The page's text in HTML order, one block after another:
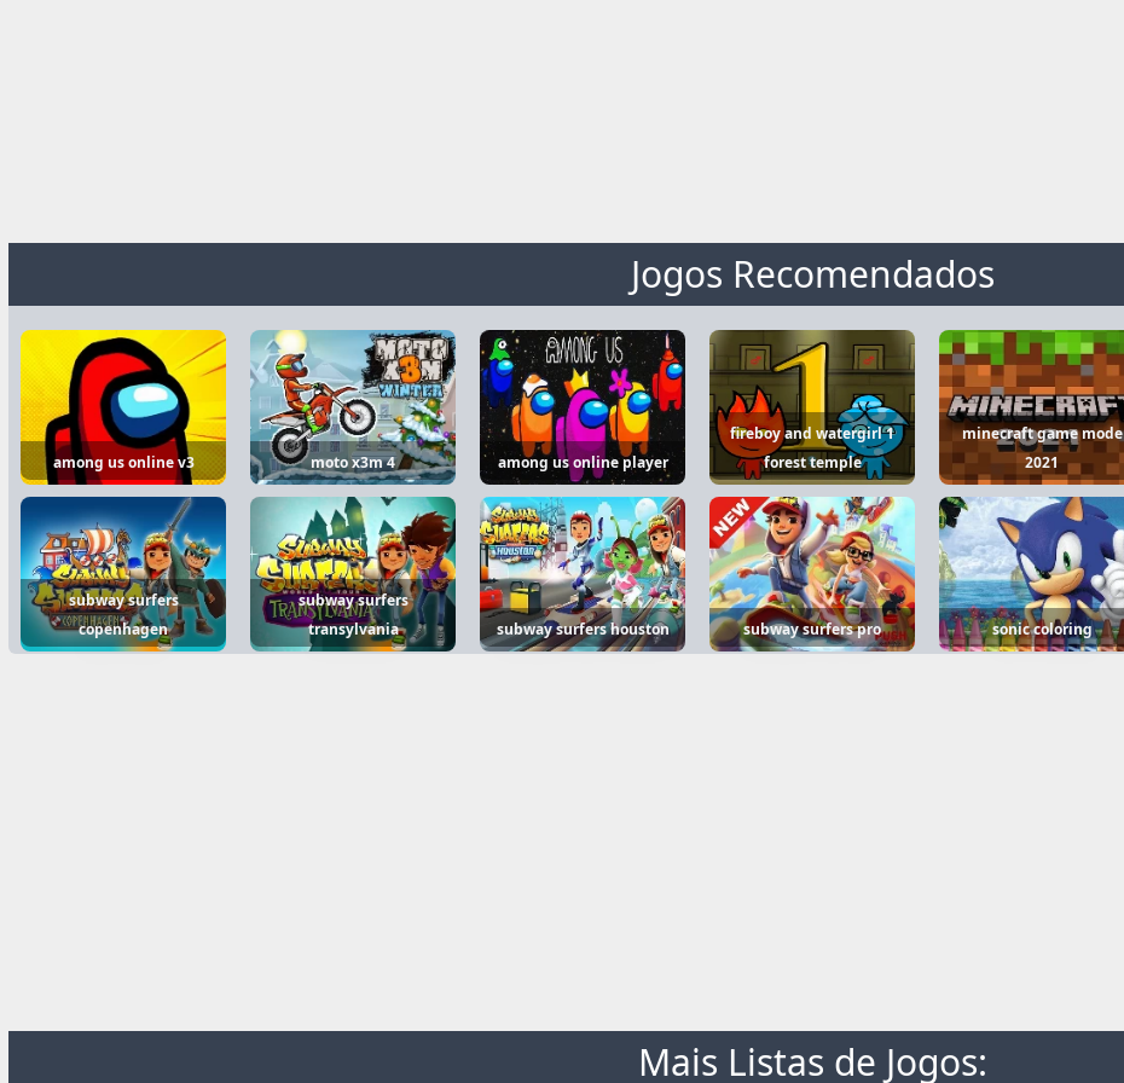
Jogos Recomendados
among us online v3 moto x3m 4 among us online player
fireboy and watergirl 1
forest temple
minecraft game mode
2021
subway surfers
copenhagen
subway surfers
transylvania
subway surfers houston subway surfers pro sonic coloring
Mais Listas de Jogos: